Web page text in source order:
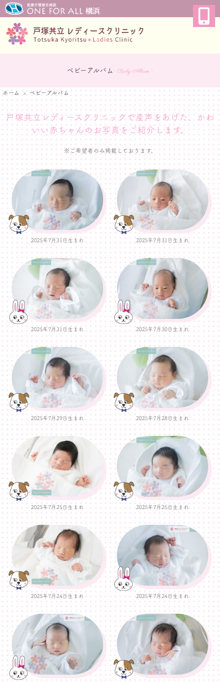
ベビーアルバム ~ Baby Album ~
ホーム ベビーアルバム
戸塚共立レディースクリニックで産声をあげた、
かわ
いい赤ちゃんのお写真をご紹介します。
※ご希望者のみ掲載しております。
2025年7月31日生まれ 2025年7月31日生まれ
2025年7月31日生まれ 2025年7月30日生まれ
2025年7月29日生まれ 2025年7月28日生まれ
2025年7月25日生まれ 2025年7月25日生まれ
2025年7月24日生まれ 2025年7月24日生まれ